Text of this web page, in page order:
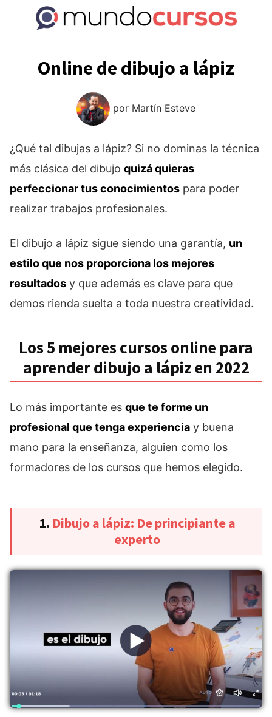
contenido
Online de dibujo a lápiz
por Martín Esteve
¿Qué tal dibujas a lápiz? Si no dominas la técnica
más clásica del dibujo quizá quieras
perfeccionar tus conocimientos para poder
realizar trabajos profesionales.
El dibujo a lápiz sigue siendo una garantía, un
estilo que nos proporciona los mejores
resultados y que además es clave para que
demos rienda suelta a toda nuestra creatividad.
Los 5 mejores cursos online para
aprender dibujo a lápiz en 2022
Lo más importante es que te forme un
profesional que tenga experiencia y buena
mano para la enseñanza, alguien como los
formadores de los cursos que hemos elegido.
1. Dibujo a lápiz: De principiante a
experto